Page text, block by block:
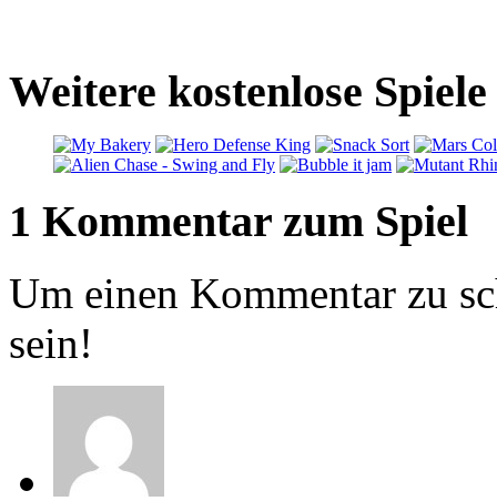
Weitere kostenlose
1 Kommentar zum Spiel
Um einen Kommentar zu
sein!